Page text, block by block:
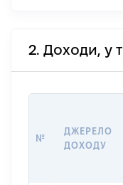
2. Доходи, у
№
ДЖЕРЕЛО
ДОХОДУ